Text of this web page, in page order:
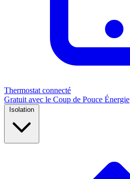
Thermostat connecté
Gratuit avec le Coup de Pouce Énergie